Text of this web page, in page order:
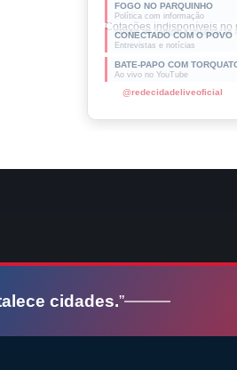
FOGO NO PARQUINHO
Política com informação
CONECTADO COM O POVO
Entrevistas e notícias
BATE-PAPO COM TORQUATO
Ao vivo no YouTube
@redecidadeliveoficial
cidades.”